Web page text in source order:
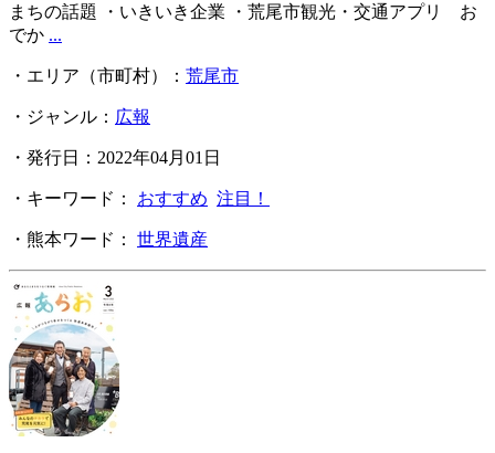
まちの話題 ・いきいき企業 ・荒尾市観光・交通アプリ お
でか ...
・エリア（市町村）： 荒尾市
・ジャンル： 広報
・発行日：2022年04月01日
・キーワード： おすすめ 注目！
・熊本ワード： 世界遺産